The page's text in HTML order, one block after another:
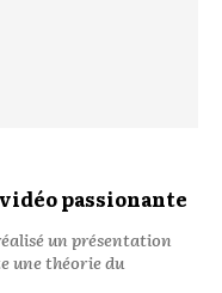
passionante
un présentation
une théorie du